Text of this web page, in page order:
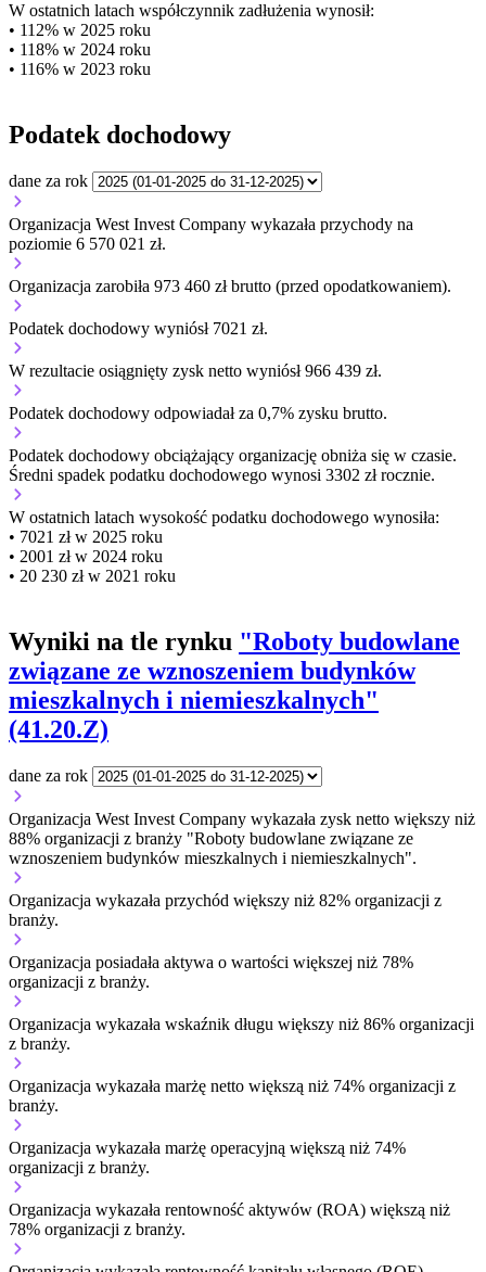
W ostatnich latach współczynnik zadłużenia wynosił:
• 112% w 2025 roku
• 118% w 2024 roku
• 116% w 2023 roku
Podatek dochodowy
dane za rok
Organizacja West Invest Company wykazała przychody na
poziomie 6 570 021 zł.
Organizacja zarobiła 973 460 zł brutto (przed opodatkowaniem).
Podatek dochodowy wyniósł 7021 zł.
W rezultacie osiągnięty zysk netto wyniósł 966 439 zł.
Podatek dochodowy odpowiadał za 0,7% zysku brutto.
Podatek dochodowy obciążający organizację obniża się w czasie.
Średni spadek podatku dochodowego wynosi 3302 zł rocznie.
W ostatnich latach wysokość podatku dochodowego wynosiła:
• 7021 zł w 2025 roku
• 2001 zł w 2024 roku
• 20 230 zł w 2021 roku
Wyniki na tle rynku "Roboty budowlane
związane ze wznoszeniem budynków
mieszkalnych i niemieszkalnych"
(41.20.Z)
dane za rok
Organizacja West Invest Company wykazała zysk netto większy niż
88% organizacji z branży "Roboty budowlane związane ze
wznoszeniem budynków mieszkalnych i niemieszkalnych".
Organizacja wykazała przychód większy niż 82% organizacji z
branży.
Organizacja posiadała aktywa o wartości większej niż 78%
organizacji z branży.
Organizacja wykazała wskaźnik długu większy niż 86% organizacji
z branży.
Organizacja wykazała marżę netto większą niż 74% organizacji z
branży.
Organizacja wykazała marżę operacyjną większą niż 74%
organizacji z branży.
Organizacja wykazała rentowność aktywów (ROA) większą niż
78% organizacji z branży.